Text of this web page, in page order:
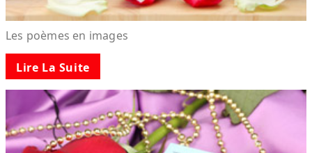
Les poèmes en images
Lire La Suite